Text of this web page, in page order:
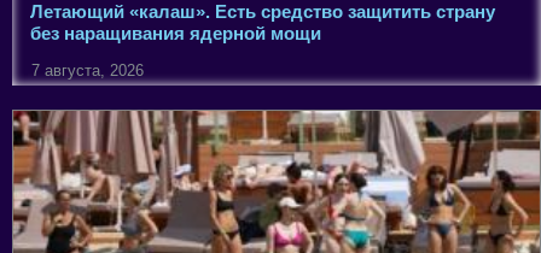
Летающий «калаш». Есть средство защитить страну
без наращивания ядерной мощи
7 августа, 2026